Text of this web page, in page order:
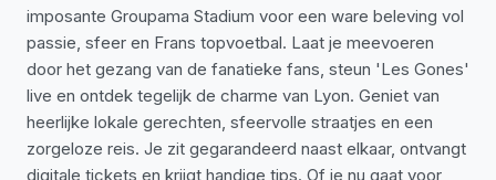
imposante Groupama Stadium voor een ware beleving vol
passie, sfeer en Frans topvoetbal. Laat je meevoeren
door het gezang van de fanatieke fans, steun 'Les Gones'
live en ontdek tegelijk de charme van Lyon. Geniet van
heerlijke lokale gerechten, sfeervolle straatjes en een
zorgeloze reis. Je zit gegarandeerd naast elkaar, ontvangt
digitale tickets en krijgt handige tips. Of je nu gaat voor